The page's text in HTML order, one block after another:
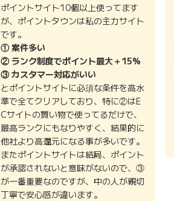
ポイントサイト10個以上使ってます
が、ポイントタウンは私の主力サイト
です。
① 案件多い
② ランク制度でポイント最大＋15%
③ カスタマー対応がいい
とポイントサイトに必須な条件を高水
準で全てクリアしており、特に②はE
Cサイトの買い物で使ってるだけで、
最高ランクにもなりやすく、結果的に
他社より高還元になる事が多いです。
またポイントサイトは結局、ポイント
が承認されないと意味がないので、③
が一番重要なのですが、中の人が親切
丁寧で安心感が違います。